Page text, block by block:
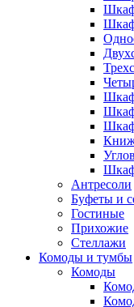
Антресоли
Буфеты и
Гостиные
Прихожие
Стеллажи
Комоды и тумбы
Комоды